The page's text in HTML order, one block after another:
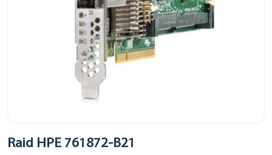
Raid HPE 761872-B21